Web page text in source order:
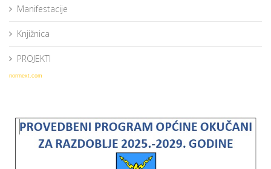
Manifestacije
Knjižnica
PROJEKTI
norrnext.com